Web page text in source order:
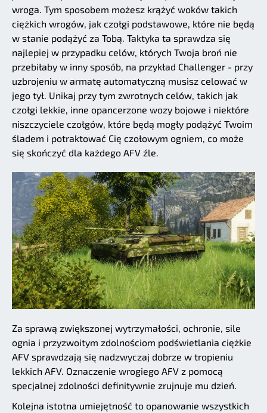
wroga. Tym sposobem możesz krążyć woków takich
ciężkich wrogów, jak czołgi podstawowe, które nie będą
w stanie podążyć za Tobą. Taktyka ta sprawdza się
najlepiej w przypadku celów, których Twoja broń nie
przebiłaby w inny sposób, na przykład Challenger - przy
uzbrojeniu w armatę automatyczną musisz celować w
jego tył. Unikaj przy tym zwrotnych celów, takich jak
czołgi lekkie, inne opancerzone wozy bojowe i niektóre
niszczyciele czołgów, które będą mogły podążyć Twoim
śladem i potraktować Cię czołowym ogniem, co może
się skończyć dla każdego AFV źle.
Za sprawą zwiększonej wytrzymałości, ochronie, sile
ognia i przyzwoitym zdolnościom podświetlania ciężkie
AFV sprawdzają się nadzwyczaj dobrze w tropieniu
lekkich AFV. Oznaczenie wrogiego AFV z pomocą
specjalnej zdolności definitywnie zrujnuje mu dzień.
Kolejna istotna umiejętność to opanowanie wszystkich